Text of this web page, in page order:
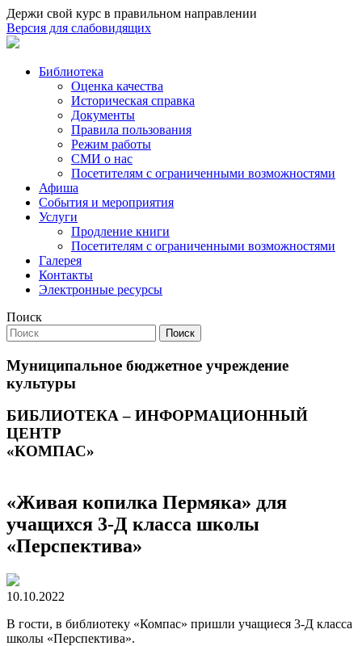
Держи свой курс в правильном направлении
Версия для слабовидящих
Библиотека
Оценка качества
Историческая справка
Документы
Правила пользования
Режим работы
СМИ о нас
Посетителям с ограниченными возможностями
Афиша
События и мероприятия
Услуги
Продление книги
Посетителям с ограниченными возможностями
Галерея
Контакты
Электронные ресурсы
Поиск
Поиск
Муниципальное бюджетное учреждение
культуры
БИБЛИОТЕКА – ИНФОРМАЦИОННЫЙ
ЦЕНТР
«КОМПАС»
«Живая копилка Пермяка» для
учащихся 3-Д класса школы
«Перспектива»
10.10.2022
В гости, в библиотеку «Компас» пришли учащиеся 3-Д класса
школы «Перспектива».